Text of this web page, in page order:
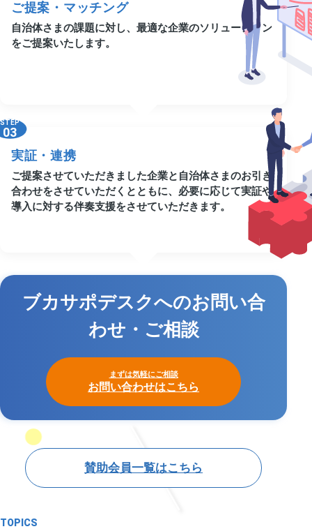
ご提案・マッチング
自治体さまの課題に対し、最適な企業のソリューション
をご提案いたします。
STEP
03
実証・連携
ご提案させていただきました企業と自治体さまのお引き
合わせをさせていただくとともに、必要に応じて実証や
導入に対する伴奏支援をさせていただきます。
ブカサポデスクへのお問い合
わせ・ご相談
まずは気軽にご相談
お問い合わせはこちら
賛助会員一覧はこちら
TOPICS